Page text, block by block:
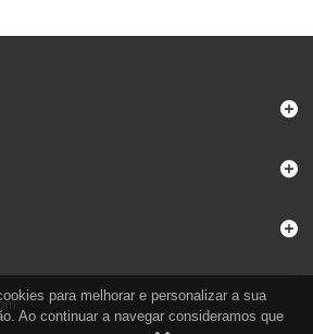
para melhorar e personalizar a sua
Ao continuar a navegar consideramos que